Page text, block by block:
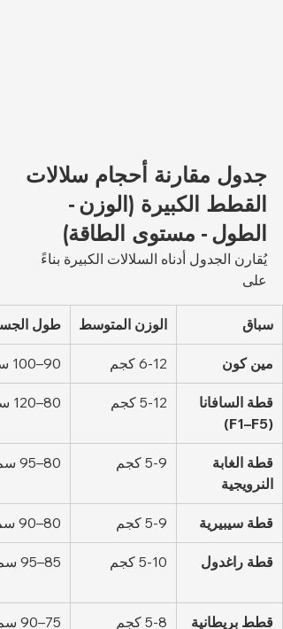
جدول مقارنة أحجام سلالات
القطط الكبيرة (الوزن -
الطول - مستوى الطاقة)
يُقارن الجدول أدناه السلالات الكبيرة بناءً
على
سباق الوزن المتوسط طول
مين كون 6-12 كجم 90–100 سم
قطة السافانا
(F1–F5)
5-12 كجم 80–120 سم
قطة الغابة
النرويجية
5-9 كجم 80–95 سم
قطة سيبيرية 5-9 كجم 80–90 سم
قطة راغدول 5-10 كجم 85–95 سم
قطط بريطانية 5-8 كجم 75–90 سم